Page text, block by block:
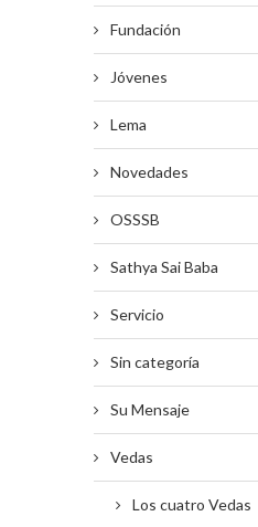
Fundación
Jóvenes
Lema
Novedades
OSSSB
Sathya Sai Baba
Servicio
Sin categoría
Su Mensaje
Vedas
Los cuatro Vedas